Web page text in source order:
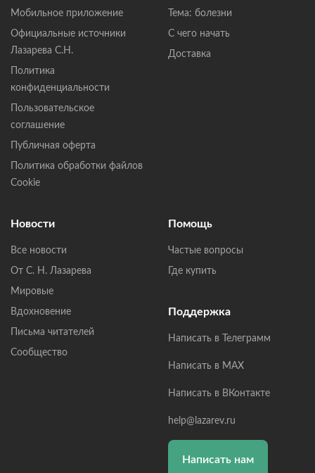
Мобильное приложение
Официальные источники
Лазарева С.Н.
Политика
конфиденциальности
Пользовательское
соглашение
Публичная оферта
Политика обработки файлов
Cookie
Тема: болезни
С чего начать
Доставка
Новости
Все новости
От С. Н. Лазарева
Мировые
Вдохновение
Письма читателей
Сообщество
Помощь
Частые вопросы
Где купить
Поддержка
Написать в Телеграмм
Написать в MAX
Написать в ВКонтакте
help@lazarev.ru
Написать нам